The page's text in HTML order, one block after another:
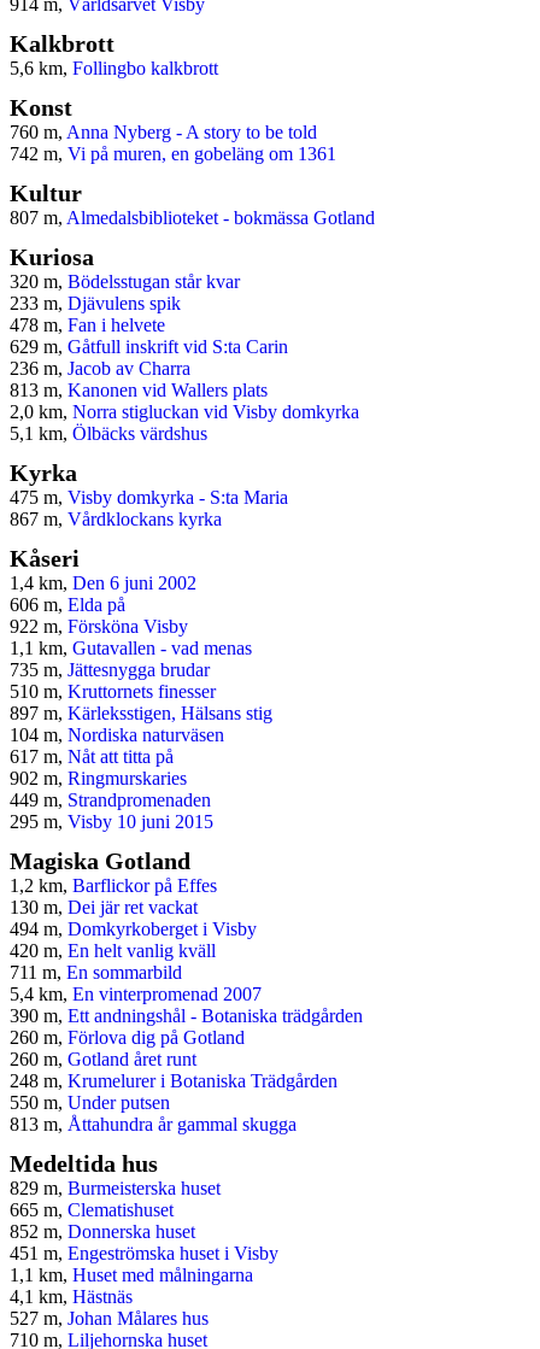
Kalkbrott
5,6 km, Follingbo kalkbrott
Konst
760 m, Anna Nyberg - A story to be told
742 m, Vi på muren, en gobeläng om 1361
Kultur
807 m, Almedalsbiblioteket - bokmässa Gotland
Kuriosa
320 m, Bödelsstugan står kvar
233 m, Djävulens spik
478 m, Fan i helvete
629 m, Gåtfull inskrift vid S:ta Carin
236 m, Jacob av Charra
813 m, Kanonen vid Wallers plats
2,0 km, Norra stigluckan vid Visby domkyrka
5,1 km, Ölbäcks värdshus
Kyrka
475 m, Visby domkyrka - S:ta Maria
867 m, Vårdklockans kyrka
Kåseri
1,4 km, Den 6 juni 2002
606 m, Elda på
922 m, Försköna Visby
1,1 km, Gutavallen - vad menas
735 m, Jättesnygga brudar
510 m, Kruttornets finesser
897 m, Kärleksstigen, Hälsans stig
104 m, Nordiska naturväsen
617 m, Nåt att titta på
902 m, Ringmurskaries
449 m, Strandpromenaden
295 m, Visby 10 juni 2015
Magiska Gotland
1,2 km, Barflickor på Effes
130 m, Dei jär ret vackat
494 m, Domkyrkoberget i Visby
420 m, En helt vanlig kväll
711 m, En sommarbild
5,4 km, En vinterpromenad 2007
390 m, Ett andningshål - Botaniska trädgården
260 m, Förlova dig på Gotland
260 m, Gotland året runt
248 m, Krumelurer i Botaniska Trädgården
550 m, Under putsen
813 m, Åttahundra år gammal skugga
Medeltida hus
829 m, Burmeisterska huset
665 m, Clematishuset
852 m, Donnerska huset
451 m, Engeströmska huset i Visby
1,1 km, Huset med målningarna
4,1 km, Hästnäs
527 m, Johan Målares hus
710 m, Liljehornska huset